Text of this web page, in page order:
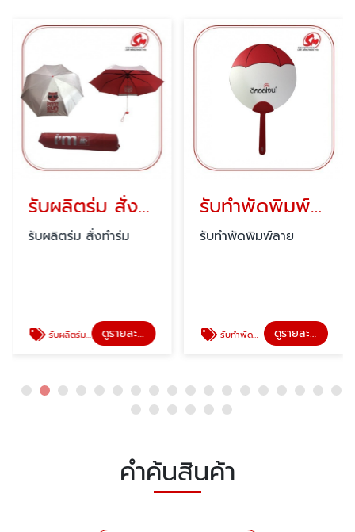
รับผลิตร่ม สั่งทำร่ม
รับผลิตร่ม สั่งทำร่ม
รับผลิตร่ม สั่งทำร่ม ดูรายละเอียด
รับทำพัดพิมพ์ลาย
รับทำพัดพิมพ์ลาย
รับทำพัดพิมพ์ลาย ดูรายละเอียด
คำค้นสินค้า